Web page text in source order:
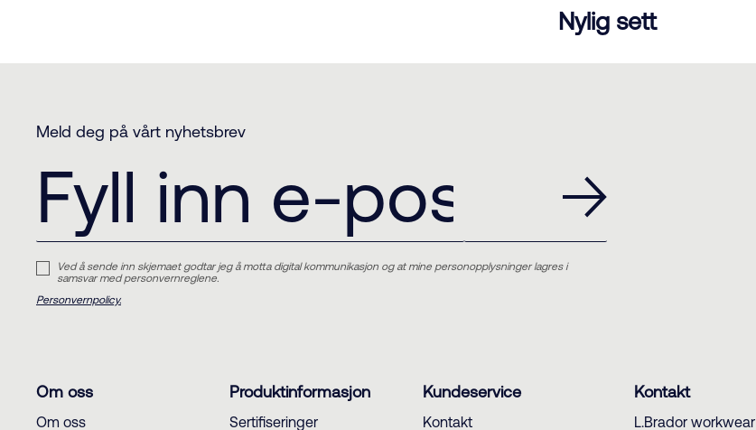
Nylig sett
Meld deg på vårt nyhetsbrev
Ved å sende inn skjemaet godtar jeg å motta digital kommunikasjon og at mine personopplysninger lagres i
samsvar med personvernreglene.
Personvernpolicy.
Om oss
Om oss
Produktinformasjon
Sertifiseringer
Kundeservice
Kontakt
Kontakt
L.Brador workwear